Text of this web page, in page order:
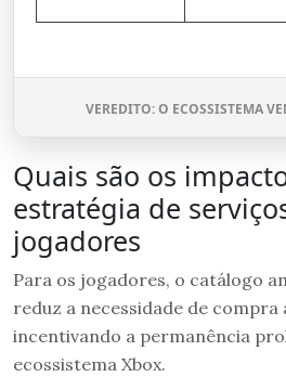
VEREDITO: O ECOSSISTEMA
Quais são os
estratégia de
jogadores
Para os jogadores, o catálogo
reduz a necessidade de compra
incentivando a permanência
ecossistema Xbox.